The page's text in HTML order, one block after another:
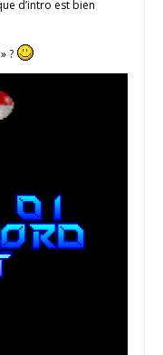
d’intro est bien
?